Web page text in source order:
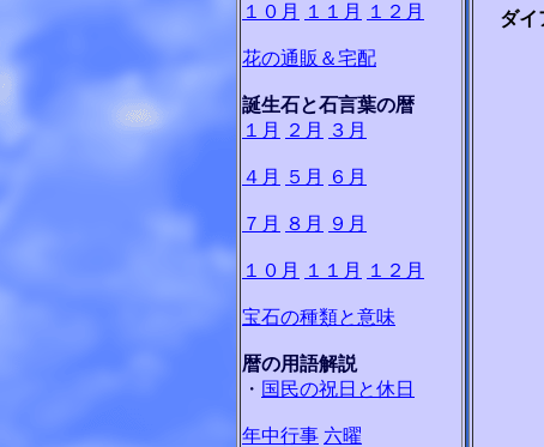
１０月 １１月 １２月
花の通販＆宅配
誕生石と石言葉の暦
１月
２月 ３月
４月 ５月 ６月
７月 ８月 ９月
１０月 １１月 １２月
宝石の種類と意味
暦の用語解説
・ 国民の祝日と休日
年中行事 六曜
ダイ